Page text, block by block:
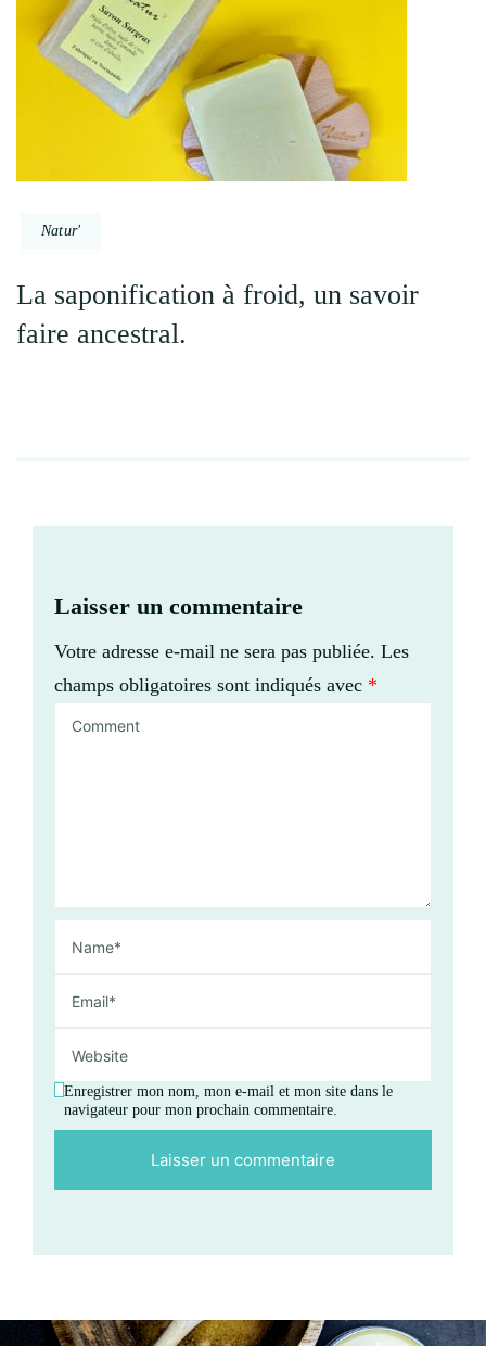
Natur'
La saponification à froid, un savoir
faire ancestral.
Laisser un commentaire
Votre adresse e-mail ne sera pas publiée. Les
champs obligatoires sont indiqués avec *
Enregistrer mon nom, mon e-mail et mon site dans le
navigateur pour mon prochain commentaire.